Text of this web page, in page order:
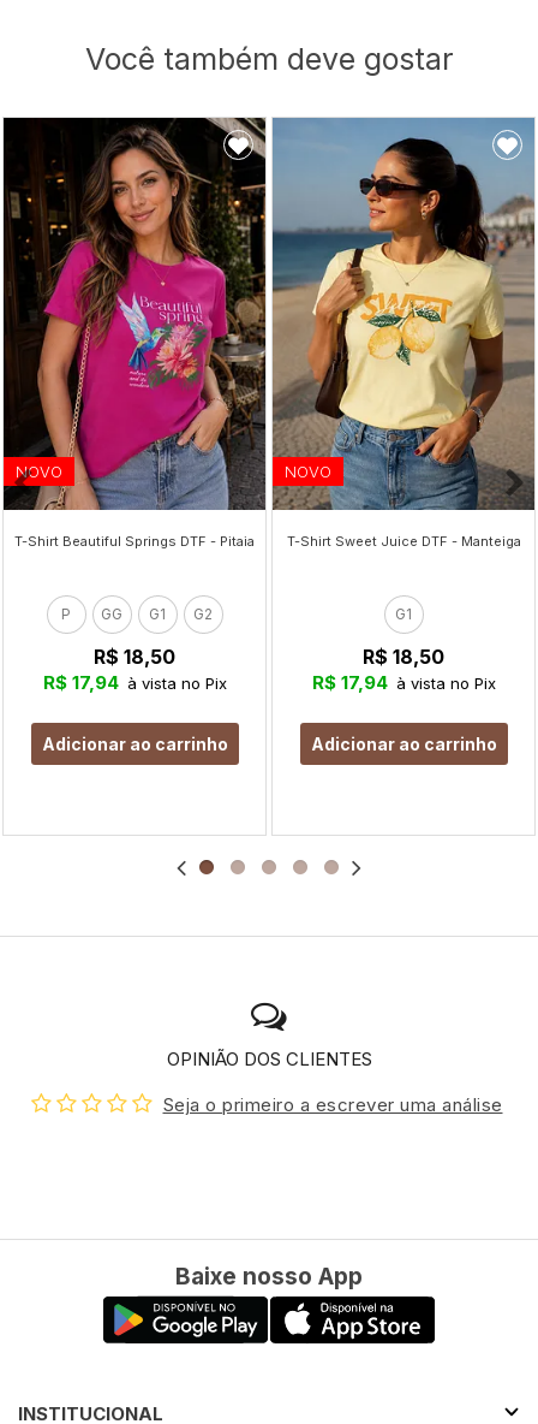
Você também deve gostar
NOVO
T-Shirt Beautiful Springs DTF - Pitaia
P GG G1 G2
R$ 18,50
R$ 17,94 à vista no Pix
Adicionar ao carrinho
NOVO
T-Shirt Sweet Juice DTF - Manteiga
G1
R$ 18,50
R$ 17,94 à vista no Pix
Adicionar ao carrinho
OPINIÃO DOS CLIENTES
Seja o primeiro a escrever uma análise
Baixe nosso App
INSTITUCIONAL